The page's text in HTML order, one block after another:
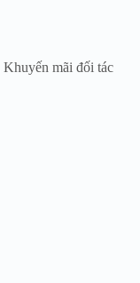
Khuyến mãi đối tác